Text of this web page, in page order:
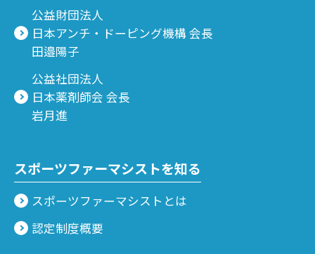
公益財団法人
日本アンチ・ドーピング機構 会長
田邉陽子
公益社団法人
日本薬剤師会 会長
岩月進
スポーツファーマシストを知る
スポーツファーマシストとは
認定制度概要